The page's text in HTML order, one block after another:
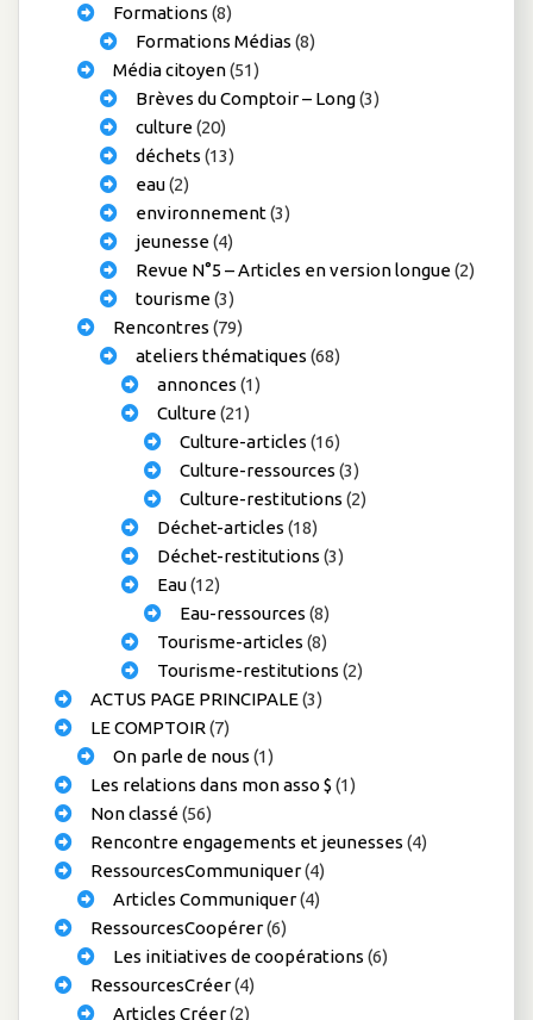
Formations (8)
Formations Médias (8)
Média citoyen(51)
Brèves du Comptoir – Long(3)
culture(20)
déchets (13)
eau(2)
environnement(3)
jeunesse(4)
Revue N°5 – Articles en version longue(2)
tourisme(3)
Rencontres (79)
ateliers thématiques (68)
annonces (1)
Culture(21)
Culture-articles (16)
Culture-ressources (3)
Culture-restitutions (2)
Déchet-articles (18)
Déchet-restitutions (3)
Eau(12)
Eau-ressources (8)
Tourisme-articles (8)
Tourisme-restitutions (2)
ACTUS PAGE PRINCIPALE(3)
LE COMPTOIR (7)
On parle de nous (1)
Les relations dans mon asso $ (1)
Non classé(56)
Rencontre engagements et jeunesses (4)
RessourcesCommuniquer(4)
Articles Communiquer(4)
RessourcesCoopérer(6)
Les initiatives de coopérations (6)
RessourcesCréer(4)
Articles Créer(2)